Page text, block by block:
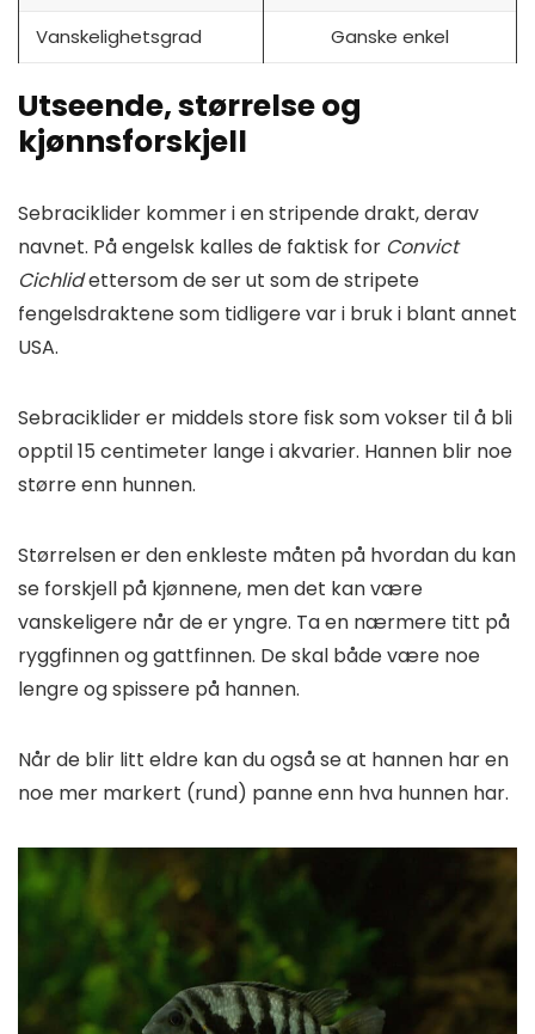
Vanskelighetsgrad Ganske enkel
Utseende, størrelse og
kjønnsforskjell
Sebraciklider kommer i en stripende drakt, derav
navnet. På engelsk kalles de faktisk for Convict
Cichlidettersom de ser ut som de stripete
fengelsdraktene som tidligere var i bruk i blant annet
USA.
Sebraciklider er middels store fisk som vokser til å bli
opptil 15 centimeter lange i akvarier. Hannen blir noe
større enn hunnen.
Størrelsen er den enkleste måten på hvordan du kan
se forskjell på kjønnene, men det kan være
vanskeligere når de er yngre. Ta en nærmere titt på
ryggfinnen og gattfinnen. De skal både være noe
lengre og spissere på hannen.
Når de blir litt eldre kan du også se at hannen har en
noe mer markert (rund) panne enn hva hunnen har.